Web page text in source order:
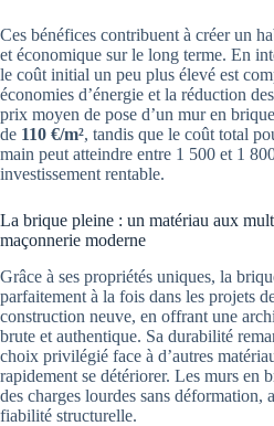
Ces bénéfices contribuent à créer un
et économique sur le long terme. En
le coût initial un peu plus élevé est
économies d’énergie et la réduction
prix moyen de pose d’un mur en
de 110 €/m², tandis que le coût total
main peut atteindre entre 1 500 et 1
investissement rentable.
La brique pleine : un matériau aux
maçonnerie moderne
Grâce à ses propriétés uniques, la
parfaitement à la fois dans les projets
construction neuve, en offrant une
brute et authentique. Sa durabilité
choix privilégié face à d’autres
rapidement se détériorer. Les murs en
des charges lourdes sans déformation,
fiabilité structurelle.